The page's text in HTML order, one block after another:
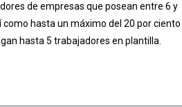
de empresas que posean entre 6 y
hasta un máximo del 20 por ciento
hasta 5 trabajadores en plantilla.